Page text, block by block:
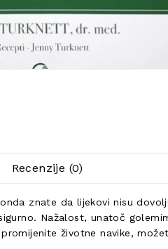
Recenzije (0)
znate da lijekovi nisu
Nažalost, unatoč
životne navike,